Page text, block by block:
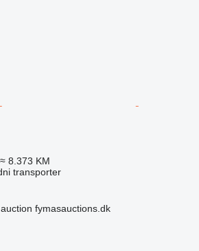
≈ 8.373 KM
transporter
fymasauctions.dk